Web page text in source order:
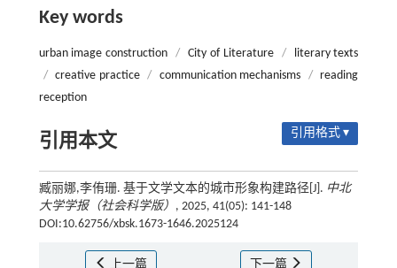
Key words
urban image construction / City of Literature /
literary texts
/ creative practice / communication mechanisms / reading
reception
引用本文 引用格式 ▾
臧丽娜,李侑珊. 基于文学文本的城市形象构建路径[J]. 中北
大学学报（社会科学版） , 2025, 41(05): 141-148
DOI:10.62756/xbsk.1673-1646.2025124
上一篇 下一篇